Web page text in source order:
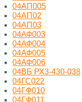
04АП005
04АП02
04АП03
04АФ003
04АФ004
04АФ005
04АФ006
04ВБ РХ3-430-038
04ГС022
04ГФ010
04ГФ011